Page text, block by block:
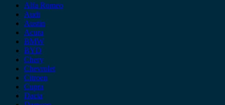
Alfa Romeo
Audi
Austin
Acura
BMW
BYD
Chery
Chevrolet
Citroen
Cupra
Dacia